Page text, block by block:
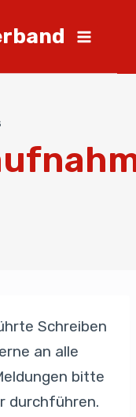
Schreiben
an alle
bitte
durchführen.